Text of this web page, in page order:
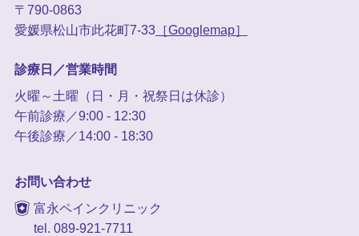
〒790-0863
愛媛県松山市此花町7-33［Googlemap］
診療日／営業時間
火曜～土曜（日・月・祝祭日は休診）
午前診療／9:00 - 12:30
午後診療／14:00 - 18:30
お問い合わせ
富永ペインクリニック
tel. 089-921-7711